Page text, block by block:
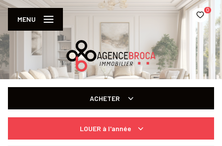
0
MENU
ACHETER
LOUER à l'année